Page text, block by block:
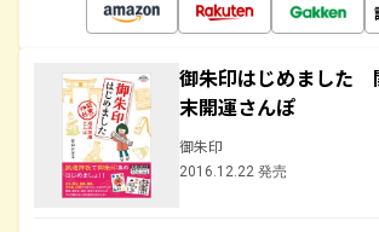
御朱印はじめました
末開運さんぽ
御朱印
2016.12.22 発売